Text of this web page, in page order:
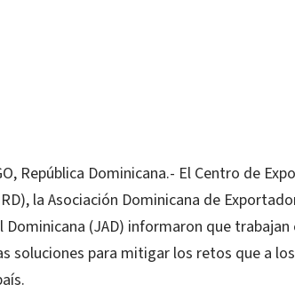
República Dominicana.- El Centro de
la Asociación Dominicana de
Dominicana (JAD) informaron que
soluciones para mitigar los retos que a